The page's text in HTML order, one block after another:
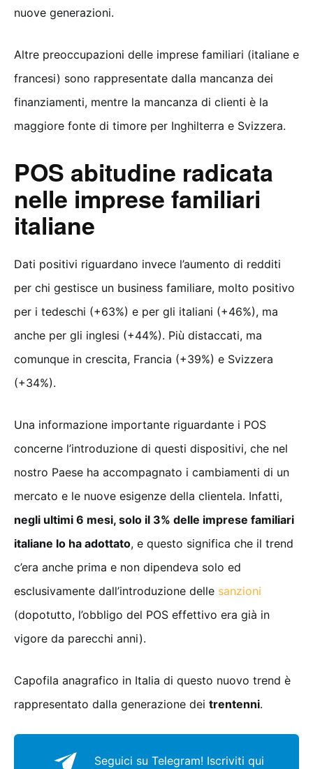
nuove generazioni.
Altre preoccupazioni delle imprese familiari (italiane e
francesi) sono rappresentate dalla mancanza dei
finanziamenti, mentre la mancanza di clienti è la
maggiore fonte di timore per Inghilterra e Svizzera.
POS abitudine radicata
nelle imprese familiari
italiane
Dati positivi riguardano invece l’aumento di redditi
per chi gestisce un business familiare, molto positivo
per i tedeschi (+63%) e per gli italiani (+46%), ma
anche per gli inglesi (+44%). Più distaccati, ma
comunque in crescita, Francia (+39%) e Svizzera
(+34%).
Una informazione importante riguardante i POS
concerne l’introduzione di questi dispositivi, che nel
nostro Paese ha accompagnato i cambiamenti di un
mercato e le nuove esigenze della clientela. Infatti,
negli ultimi 6 mesi, solo il 3% delle imprese familiari
italiane lo ha adottato, e questo significa che il trend
c’era anche prima e non dipendeva solo ed
esclusivamente dall’introduzione delle sanzioni
(dopotutto, l’obbligo del POS effettivo era già in
vigore da parecchi anni).
Capofila anagrafico in Italia di questo nuovo trend è
rappresentato dalla generazione dei trentenni.
Seguici su Telegram! Iscriviti qui